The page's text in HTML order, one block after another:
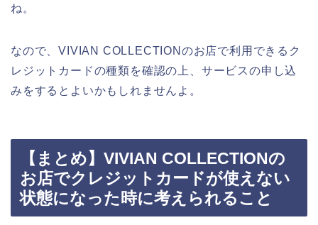
ね。
なので、VIVIAN COLLECTIONのお店で利用できるク
レジットカードの種類を確認の上、サービスの申し込
みをするとよいかもしれませんよ。
【まとめ】VIVIAN COLLECTIONの
お店でクレジットカードが使えない
状態になった時に考えられること